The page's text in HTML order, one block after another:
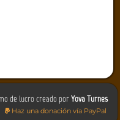
de lucro creado porYova Turnes
Haz una donación vía PayPal